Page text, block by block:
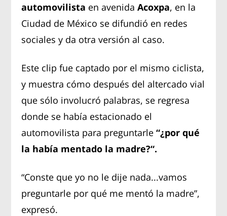
automovilista en avenida Acoxpa, en la
Ciudad de México se difundió en redes
sociales y da otra versión al caso.
Este clip fue captado por el mismo ciclista,
y muestra cómo después del altercado vial
que sólo involucró palabras, se regresa
donde se había estacionado el
automovilista para preguntarle“¿por qué
la había mentado la madre?“.
“Conste que yo no le dije nada...vamos
preguntarle por qué me mentó la madre”,
expresó.